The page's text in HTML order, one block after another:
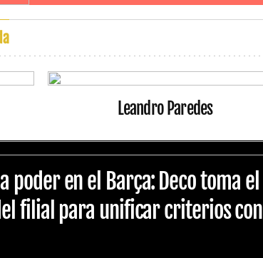
Leandro Paredes
poder en el Barça: Deco toma el
filial para unificar criterios con